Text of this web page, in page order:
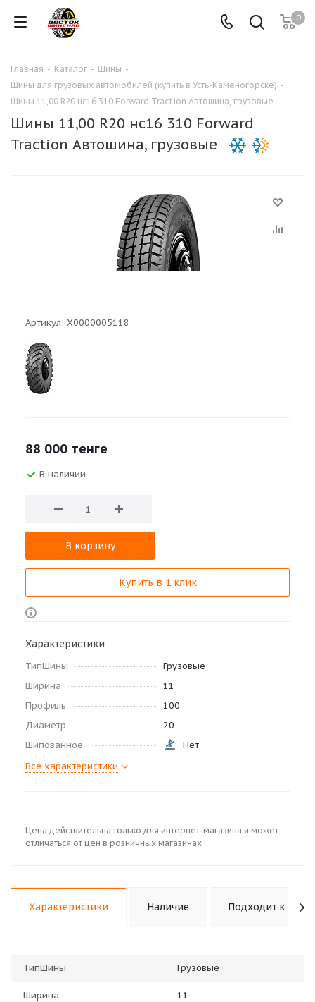
0
Главная - Каталог - Шины -
Шины для грузовых автомобилей (купить в Усть-Каменогорске) -
Шины 11,00 R20 нс16 310 Forward Traction Автошина, грузовые
Шины 11,00 R20 нс16 310 Forward
Traction Автошина, грузовые
Артикул: Х0000005118
88 000 тенге
В наличии
В корзину
Купить в 1 клик
Характеристики
ТипШины
Грузовые
Ширина
11
Профиль
100
Диаметр
20
Шипованное
Нет
Все характеристики
Цена действительна только для интернет-магазина и может
отличаться от цен в розничных магазинах
Характеристики Наличие Подходит к авто
ТипШины Грузовые
Ширина 11